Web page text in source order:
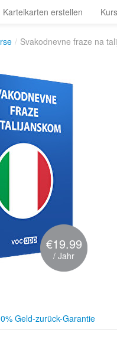
Karteikarten erstellen
/ Svakodnevne fraze na
€19.99
/ Jahr
Geld-zurück-Garantie